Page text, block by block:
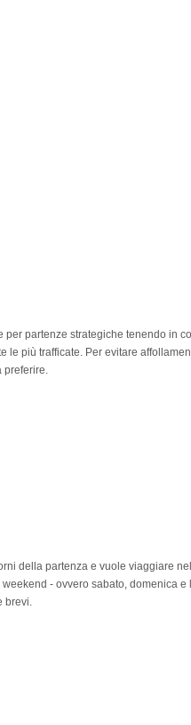
partenze strategiche tenendo in
le più trafficate. Per evitare
preferire.
della partenza e vuole viaggiare
- ovvero sabato, domenica e
brevi.